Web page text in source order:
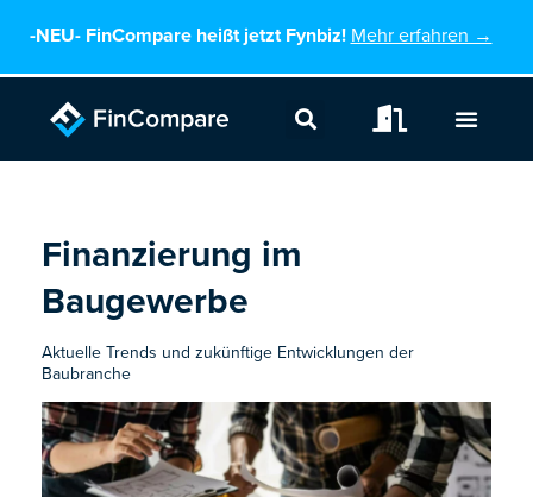
-NEU-FinCompare heißt jetzt Fynbiz! Mehr erfahren →
Finanzierung im
Baugewerbe
Aktuelle Trends und zukünftige Entwicklungen der
Baubranche